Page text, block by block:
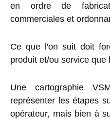
en ordre de
commerciales et
Ce que l'on suit doit
produit et/ou service que
Une cartographie
représenter les étapes
opérateur, mais bien à